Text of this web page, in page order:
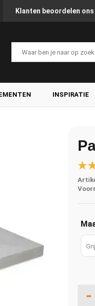
Klanten beoordelen
INSPIRATIE
-